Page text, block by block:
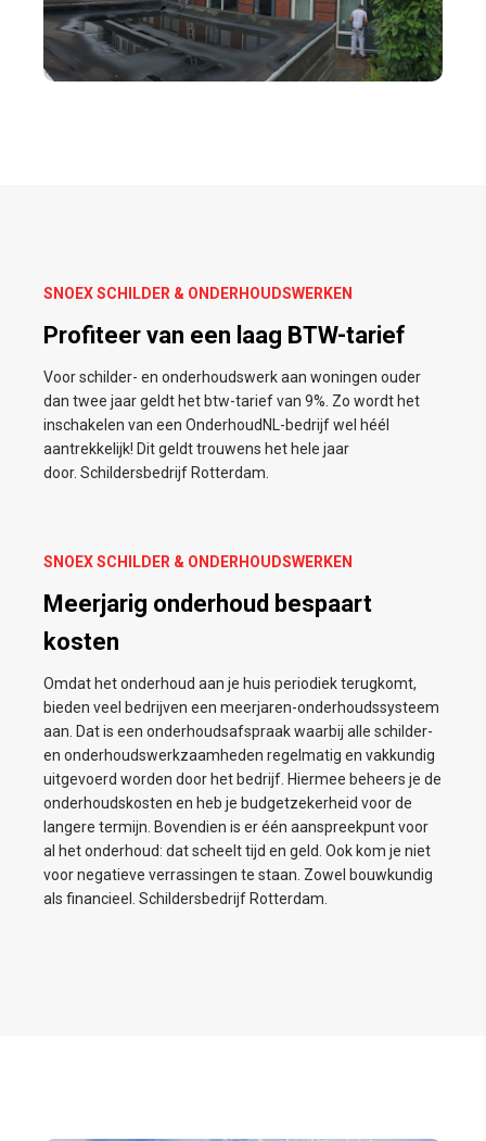
SNOEX SCHILDER & ONDERHOUDSWERKEN
Profiteer van een laag BTW-tarief
Voor schilder- en onderhoudswerk aan woningen ouder
dan twee jaar geldt het btw-tarief van 9%. Zo wordt het
inschakelen van een OnderhoudNL-bedrijf wel héél
aantrekkelijk! Dit geldt trouwens het hele jaar
door. Schildersbedrijf Rotterdam.
SNOEX SCHILDER & ONDERHOUDSWERKEN
Meerjarig onderhoud bespaart
kosten
Omdat het onderhoud aan je huis periodiek terugkomt,
bieden veel bedrijven een meerjaren-onderhoudssysteem
aan. Dat is een onderhoudsafspraak waarbij alle schilder-
en onderhoudswerkzaamheden regelmatig en vakkundig
uitgevoerd worden door het bedrijf. Hiermee beheers je de
onderhoudskosten en heb je budgetzekerheid voor de
langere termijn. Bovendien is er één aanspreekpunt voor
al het onderhoud: dat scheelt tijd en geld. Ook kom je niet
voor negatieve verrassingen te staan. Zowel bouwkundig
als financieel. Schildersbedrijf Rotterdam.